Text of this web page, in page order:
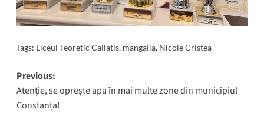
Tags: Liceul Teoretic Callatis, mangalia, Nicole Cristea
Post
navigation
Previous:
Atenție, se oprește apa în mai multe zone din municipiul
Constanța!